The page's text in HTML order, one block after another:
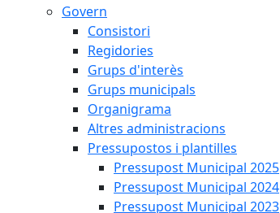
Govern
Consistori
Regidories
Grups d'interès
Grups municipals
Organigrama
Altres administracions
Pressupostos i plantilles
Pressupost Municipal 2025
Pressupost Municipal 2024
Pressupost Municipal 2023